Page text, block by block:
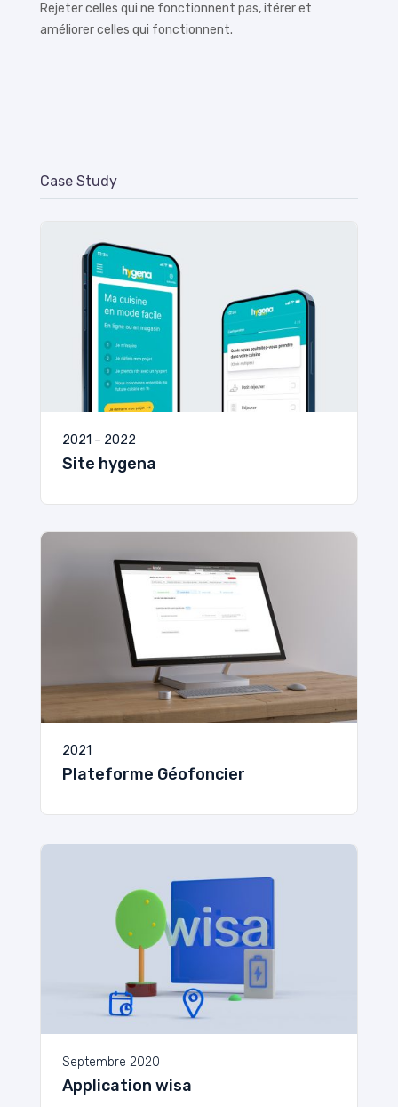
Rejeter celles qui ne fonctionnent pas, itérer et
améliorer celles qui fonctionnent.
Case Study
2021 – 2022
Site hygena
2021
Plateforme Géofoncier
Septembre 2020
Application wisa